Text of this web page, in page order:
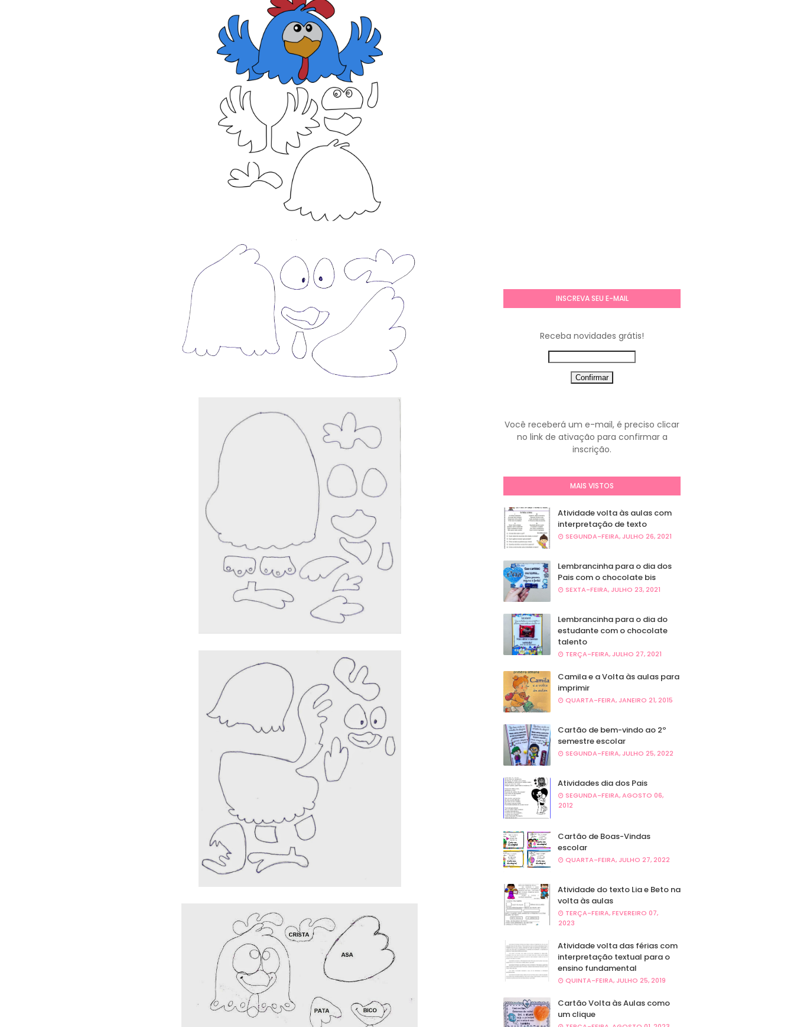
INSCREVA SEU E-MAIL
Receba novidades grátis!
Você receberá um e-mail, é preciso clicar
no link de ativação para confirmar a
inscrição.
MAIS VISTOS
Atividade volta às aulas com
interpretação de texto
SEGUNDA-FEIRA, JULHO 26, 2021
Lembrancinha para o dia dos
Pais com o chocolate bis
SEXTA-FEIRA, JULHO 23, 2021
Lembrancinha para o dia do
estudante com o chocolate
talento
TERÇA-FEIRA, JULHO 27, 2021
Camila e a Volta às aulas para
imprimir
QUARTA-FEIRA, JANEIRO 21, 2015
Cartão de bem-vindo ao 2º
semestre escolar
SEGUNDA-FEIRA, JULHO 25, 2022
Atividades dia dos Pais
SEGUNDA-FEIRA, AGOSTO 06,
2012
Cartão de Boas-Vindas
escolar
QUARTA-FEIRA, JULHO 27, 2022
Atividade do texto Lia e Beto na
volta às aulas
TERÇA-FEIRA, FEVEREIRO 07,
2023
Atividade volta das férias com
interpretação textual para o
ensino fundamental
QUINTA-FEIRA, JULHO 25, 2019
Cartão Volta às Aulas como
um clique